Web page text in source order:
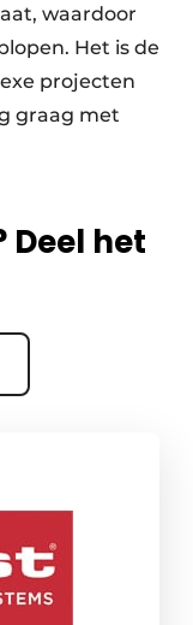
waardoor
Het is de
projecten
graag met
het